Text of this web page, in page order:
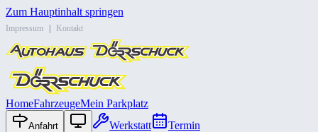
Zum Hauptinhalt springen
Impressum Kontakt
HomeFahrzeugeMein Parkplatz
Anfahrt Werkstatt Termin